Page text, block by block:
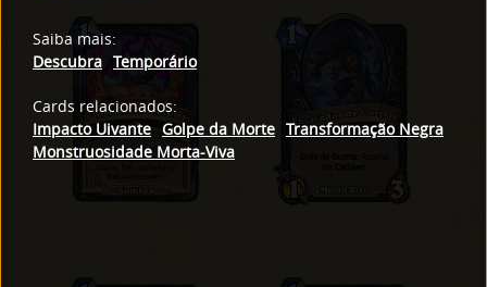
Saiba mais:
Descubra Temporário
Cards relacionados:
Impacto Uivante Golpe da Morte Transformação Negra
Monstruosidade Morta-Viva